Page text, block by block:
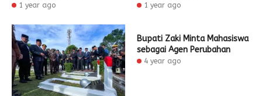
1 year ago 1 year ago
Bupati Zaki Minta Mahasiswa
sebagai Agen Perubahan
4 year ago